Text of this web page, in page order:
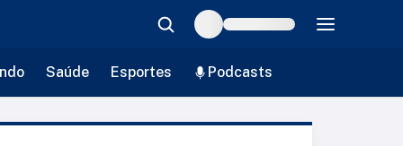
Saúde Esportes Podcasts